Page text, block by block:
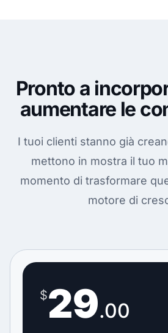
Pronto a
aumentare le
I tuoi clienti stanno già
mettono in mostra il tuo
momento di trasformare
motore di
$29.00